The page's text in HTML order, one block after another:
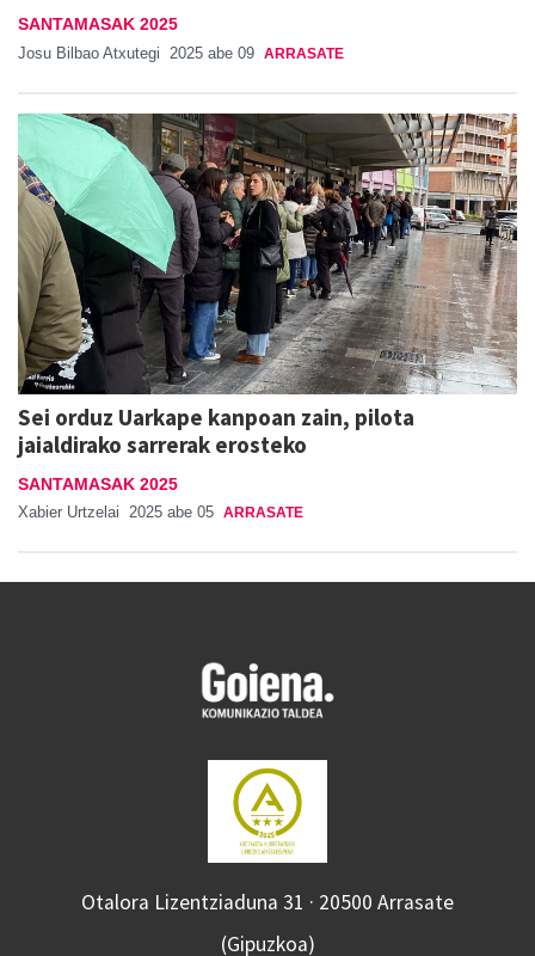
SANTAMASAK 2025
Josu Bilbao Atxutegi 2025 abe 09 ARRASATE
Sei orduz Uarkape kanpoan zain, pilota
jaialdirako sarrerak erosteko
SANTAMASAK 2025
Xabier Urtzelai 2025 abe 05 ARRASATE
Otalora Lizentziaduna 31 · 20500 Arrasate
(Gipuzkoa)